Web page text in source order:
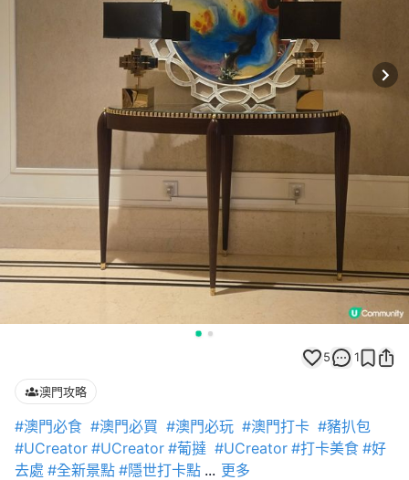
5 1
澳門攻略
#澳門必食 #澳門必買 #澳門必玩 #澳門打卡 #豬扒包
#UCreator #UCreator #葡撻 #UCreator #打卡美食 #好
去處 #全新景點 #隱世打卡點 ... 更多